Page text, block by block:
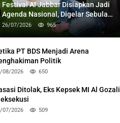
Festival Al Jabbar Disiapkan Jadi
Agenda Nasional, Digelar Sebulan
Penuh di Kawasan Masjid Raya Al
26/07/2026 965
PT BDS Menjadi Arena
Politik
08/2026 650
Ditolak, Eks Kepsek MI Al Gozali
07/2026 509